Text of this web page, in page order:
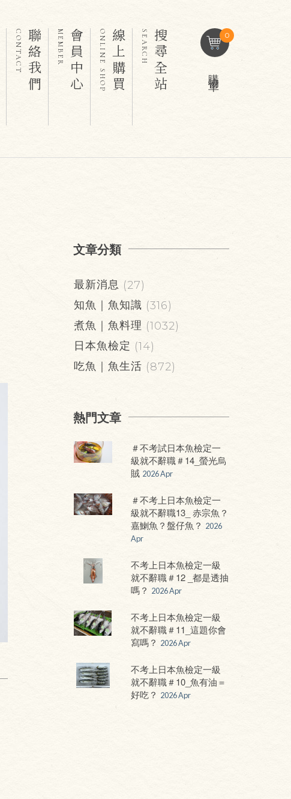
0
CONTACT聯絡我們 MEMBER 會員中心 ONLINE SHOP線上購買 SEARCH 搜尋全站
文章分類
最新消息 (27)
知魚｜魚知識 (316)
煮魚｜魚料理 (1032)
日本魚檢定 (14)
吃魚｜魚生活 (872)
熱門文章
＃不考試日本魚檢定一
級就不辭職＃14_螢光烏
賊 2026 Apr
＃不考上日本魚檢定一
級就不辭職13_ 赤宗魚？
嘉鯻魚？盤仔魚？ 2026
Apr
不考上日本魚檢定一級
就不辭職＃12 _都是透抽
嗎？ 2026 Apr
不考上日本魚檢定一級
就不辭職＃11_這題你會
寫嗎？ 2026 Apr
不考上日本魚檢定一級
就不辭職＃10_魚有油＝
好吃？ 2026 Apr